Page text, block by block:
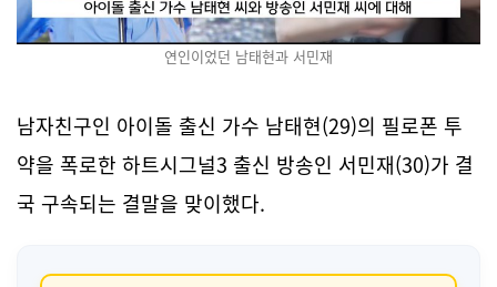
연인이었던 남태현과 서민재
남자친구인 아이돌 출신 가수 남태현(29)의 필로폰 투
약을 폭로한 하트시그널3 출신 방송인 서민재(30)가 결
국 구속되는 결말을 맞이했다.